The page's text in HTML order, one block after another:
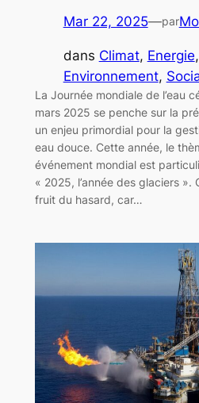
Mar 22, 2025—par
dans Climat, Energie
Environnement,
La Journée mondiale de l’eau
mars 2025 se penche sur la
un enjeu primordial pour la
eau douce. Cette année, le
événement mondial est
« 2025, l’année des glaciers ».
fruit du hasard, car…